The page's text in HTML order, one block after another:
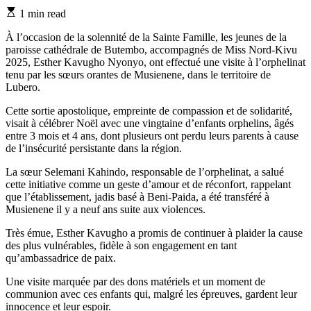
Estimated
time
1 min read
À l’occasion de la solennité de la Sainte Famille, les jeunes de la
paroisse cathédrale de Butembo, accompagnés de Miss Nord-Kivu
2025, Esther Kavugho Nyonyo, ont effectué une visite à l’orphelinat
tenu par les sœurs orantes de Musienene, dans le territoire de
Lubero.
Cette sortie apostolique, empreinte de compassion et de solidarité,
visait à célébrer Noël avec une vingtaine d’enfants orphelins, âgés
entre 3 mois et 4 ans, dont plusieurs ont perdu leurs parents à cause
de l’insécurité persistante dans la région.
La sœur Selemani Kahindo, responsable de l’orphelinat, a salué
cette initiative comme un geste d’amour et de réconfort, rappelant
que l’établissement, jadis basé à Beni-Paida, a été transféré à
Musienene il y a neuf ans suite aux violences.
Très émue, Esther Kavugho a promis de continuer à plaider la cause
des plus vulnérables, fidèle à son engagement en tant
qu’ambassadrice de paix.
Une visite marquée par des dons matériels et un moment de
communion avec ces enfants qui, malgré les épreuves, gardent leur
innocence et leur espoir.